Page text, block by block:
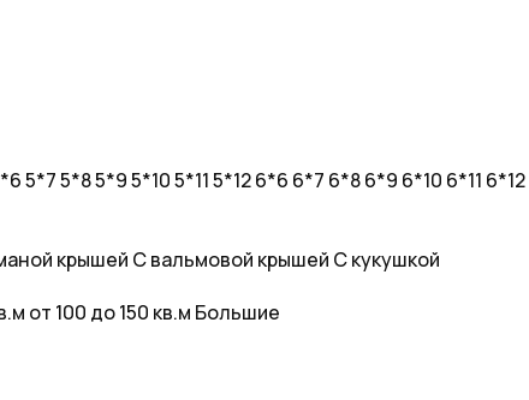
5*75*85*95*105*115*126*6 6*7 6*86*9 6*10 6*11 6*12
крышей С вальмовой крышей С кукушкой
от 100 до 150 кв.м Большие